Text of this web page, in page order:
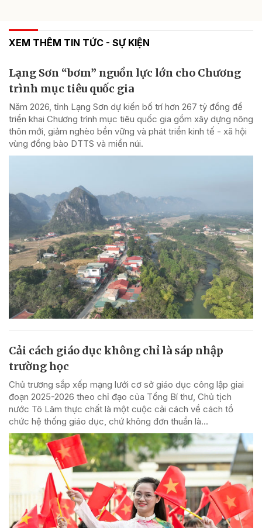
XEM THÊM TIN TỨC - SỰ KIỆN
Lạng Sơn “bơm” nguồn lực lớn cho Chương
trình mục tiêu quốc gia
Năm 2026, tỉnh Lạng Sơn dự kiến bố trí hơn 267 tỷ đồng để
triển khai Chương trình mục tiêu quốc gia gồm xây dựng nông
thôn mới, giảm nghèo bền vững và phát triển kinh tế - xã hội
vùng đồng bào DTTS và miền núi.
Cải cách giáo dục không chỉ là sáp nhập
trường học
Chủ trương sắp xếp mạng lưới cơ sở giáo dục công lập giai
đoạn 2025-2026 theo chỉ đạo của Tổng Bí thư, Chủ tịch
nước Tô Lâm thực chất là một cuộc cải cách về cách tổ
chức hệ thống giáo dục, chứ không đơn thuần là...